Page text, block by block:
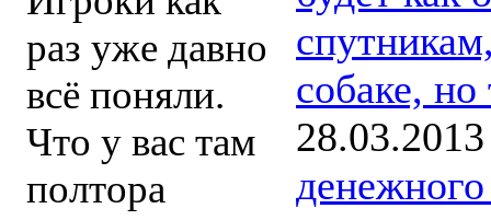
раз уже давно
всё поняли.
Что у вас там
полтора
собаке,
28.03.2013